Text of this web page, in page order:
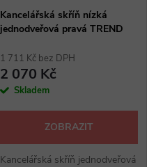
Kancelářská skříň nízká
jednodveřová pravá TREND
1 711 Kč bez DPH
2 070 Kč
Skladem
ZOBRAZIT
Kancelářská skříň jednodveřová